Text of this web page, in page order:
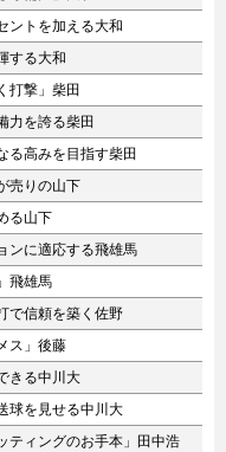
ントを加える大和
する大和
打撃」柴田
力を誇る柴田
る高みを目指す柴田
売りの山下
る山下
ンに適応する飛雄馬
飛雄馬
で信頼を築く佐野
ス」後藤
きる中川大
球を見せる中川大
ティングのお手本」田中浩